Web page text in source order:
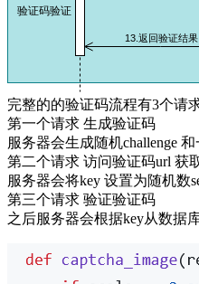
完整的的验证码流程有3个请
第一个请求 生成验证码
服务器会生成随机challenge
第二个请求 访问验证码url 获
服务器会将key 设置为随机数
第三个请求 验证验证码
之后服务器会根据key从数据